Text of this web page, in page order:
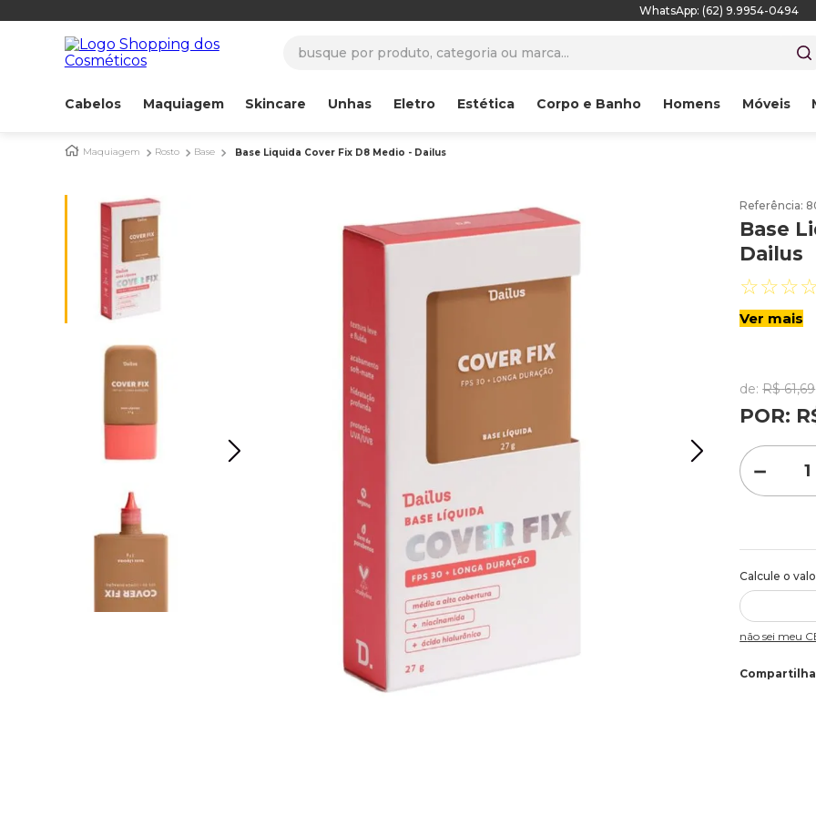
WhatsApp: (62) 9.9954-0494
Cabelos Maquiagem Skincare Unhas Eletro Estética Corpo e Banho Homens Móveis
Maquiagem Rosto Base Base Liquida Cover Fix D8 Medio - Dailus
Referência:
Base
Dailus
☆☆☆
Ver mais
de:R$ 61,69
POR:
－
Não sei meu